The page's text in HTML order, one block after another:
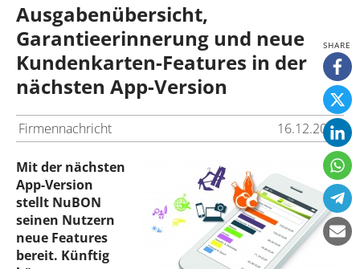
Ausgabenübersicht,
Garantieerinnerung und neue
Kundenkarten-Features in der
nächsten App-Version
Firmennachricht 16.12.2013
Mit der nächsten
App-Version
stellt NuBON
seinen Nutzern
neue Features
bereit. Künftig